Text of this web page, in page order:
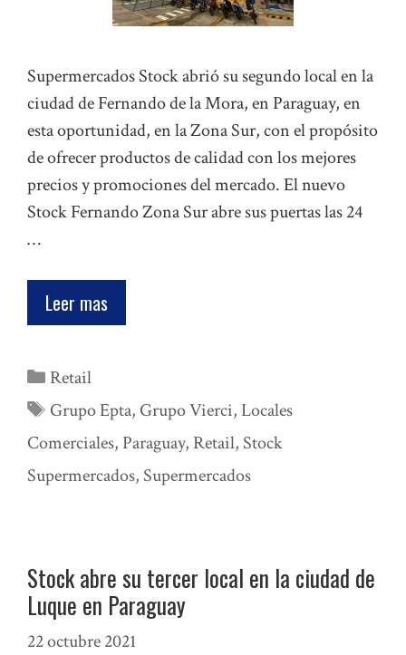
Supermercados Stock abrió su segundo local en la
ciudad de Fernando de la Mora, en Paraguay, en
esta oportunidad, en la Zona Sur, con el propósito
de ofrecer productos de calidad con los mejores
precios y promociones del mercado. El nuevo
Stock Fernando Zona Sur abre sus puertas las 24
…
Leer mas
Categorías
Retail
Etiquetas
Grupo Epta, Grupo Vierci,Locales
Comerciales, Paraguay, Retail, Stock
Supermercados, Supermercados
Stock abre su tercer local en la ciudad de
Luque en Paraguay
22 octubre 2021